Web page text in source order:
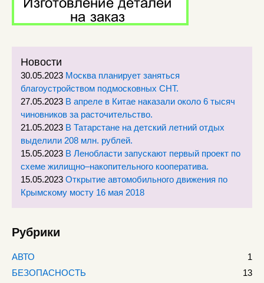
Новости
30.05.2023 Москва планирует заняться
благоустройством подмосковных СНТ.
27.05.2023 В апреле в Китае наказали около 6 тысяч
чиновников за расточительство.
21.05.2023 В Татарстане на детский летний отдых
выделили 208 млн. рублей.
15.05.2023 В Ленобласти запускают первый проект по
схеме жилищно–накопительного кооператива.
15.05.2023 Открытие автомобильного движения по
Крымскому мосту 16 мая 2018
Рубрики
АВТО
1
БЕЗОПАСНОСТЬ
13